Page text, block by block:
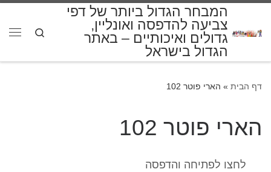
המבחר הגדול ביותר של דפי
צביעה להדפסה ואונליין,
גדולים ואיכותיים – באתר
הגדול בישראל
Search
דף הבית » הארי פוטר 102
הארי פוטר 102
לחצו לפתיחה והדפסה